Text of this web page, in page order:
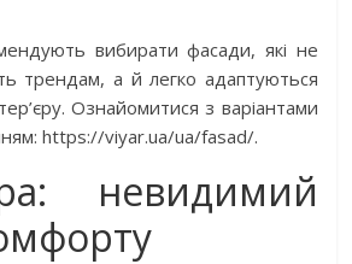
вибирати фасади, які не
трендам, а й легко адаптуються
Ознайомитися з варіантами
https://viyar.ua/ua/fasad/.
невидимий